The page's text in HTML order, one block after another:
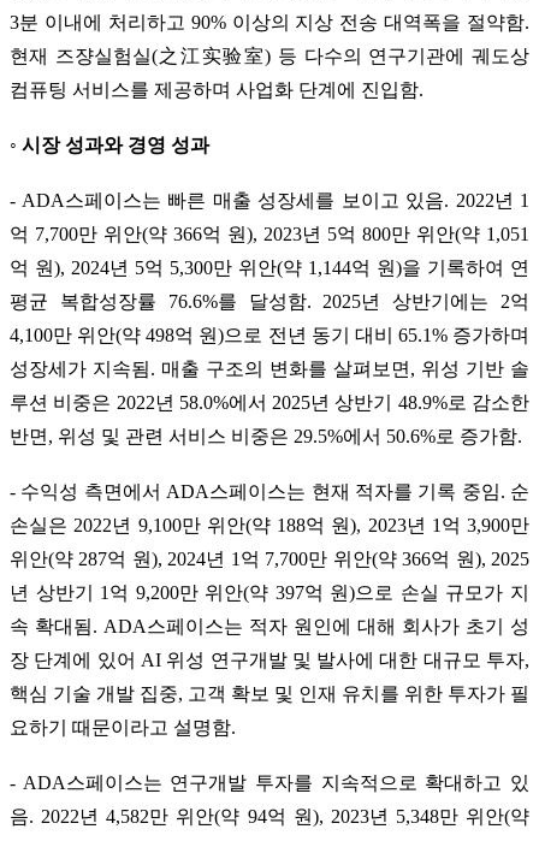
3분 이내에 처리하고 90% 이상의 지상 전송 대역폭을 절약함.
현재 즈쟝실험실(之江实验室) 등 다수의 연구기관에 궤도상
컴퓨팅 서비스를 제공하며 사업화 단계에 진입함.
◦ 시장 성과와 경영 성과
- ADA스페이스는 빠른 매출 성장세를 보이고 있음. 2022년 1
억 7,700만 위안(약 366억 원), 2023년 5억 800만 위안(약 1,051
억 원), 2024년 5억 5,300만 위안(약 1,144억 원)을 기록하여 연
평균 복합성장률 76.6%를 달성함. 2025년 상반기에는 2억
4,100만 위안(약 498억 원)으로 전년 동기 대비 65.1% 증가하며
성장세가 지속됨. 매출 구조의 변화를 살펴보면, 위성 기반 솔
루션 비중은 2022년 58.0%에서 2025년 상반기 48.9%로 감소한
반면, 위성 및 관련 서비스 비중은 29.5%에서 50.6%로 증가함.
- 수익성 측면에서 ADA스페이스는 현재 적자를 기록 중임. 순
손실은 2022년 9,100만 위안(약 188억 원), 2023년 1억 3,900만
위안(약 287억 원), 2024년 1억 7,700만 위안(약 366억 원), 2025
년 상반기 1억 9,200만 위안(약 397억 원)으로 손실 규모가 지
속 확대됨. ADA스페이스는 적자 원인에 대해 회사가 초기 성
장 단계에 있어 AI 위성 연구개발 및 발사에 대한 대규모 투자,
핵심 기술 개발 집중, 고객 확보 및 인재 유치를 위한 투자가 필
요하기 때문이라고 설명함.
- ADA스페이스는 연구개발 투자를 지속적으로 확대하고 있
음. 2022년 4,582만 위안(약 94억 원), 2023년 5,348만 위안(약